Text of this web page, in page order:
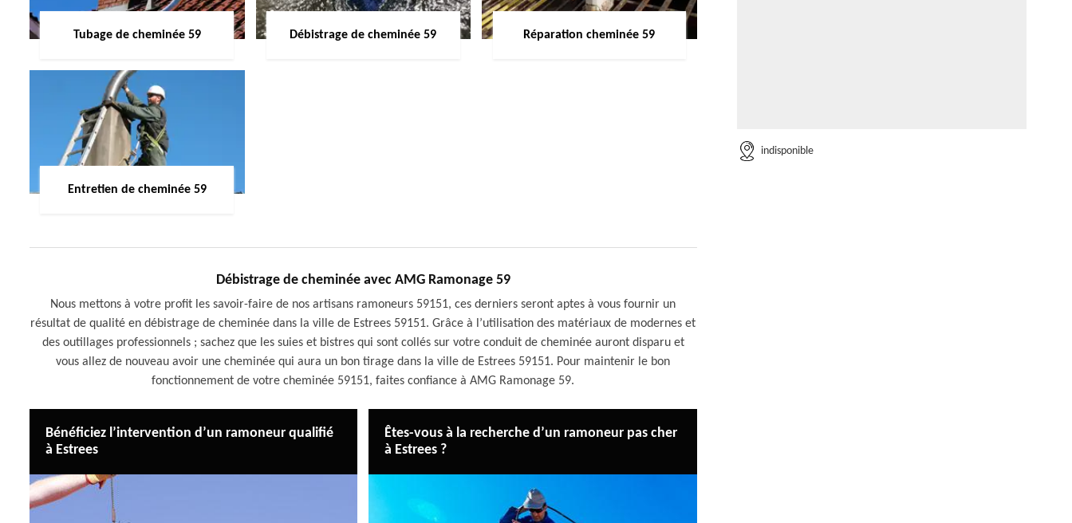
Tubage de cheminée 59 Débistrage de cheminée 59 Réparation cheminée 59
Entretien de cheminée 59
Débistrage de cheminée avec AMG Ramonage 59
Nous mettons à votre profit les savoir-faire de nos artisans ramoneurs 59151, ces derniers seront aptes à vous fournir un
résultat de qualité en débistrage de cheminée dans la ville de Estrees 59151. Grâce à l’utilisation des matériaux de modernes et
des outillages professionnels ; sachez que les suies et bistres qui sont collés sur votre conduit de cheminée auront disparu et
vous allez de nouveau avoir une cheminée qui aura un bon tirage dans la ville de Estrees 59151. Pour maintenir le bon
fonctionnement de votre cheminée 59151, faites confiance à AMG Ramonage 59.
Bénéficiez l’intervention d’un ramoneur qualifié
à Estrees
Êtes-vous à la recherche d’un ramoneur pas cher
à Estrees ?
indisponible